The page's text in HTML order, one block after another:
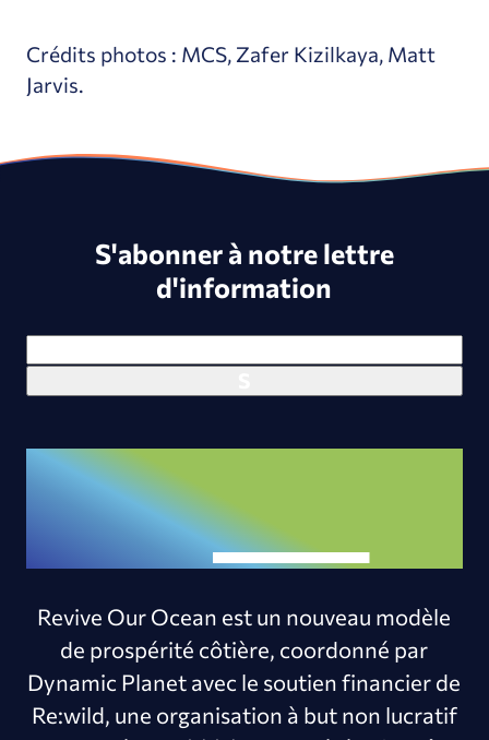
Crédits photos : MCS, Zafer Kizilkaya, Matt
Jarvis.
S'abonner à notre lettre
d'information
Revive Our Ocean est un nouveau modèle
de prospérité côtière, coordonné par
Dynamic Planet avec le soutien financier de
Re:wild, une organisation à but non lucratif